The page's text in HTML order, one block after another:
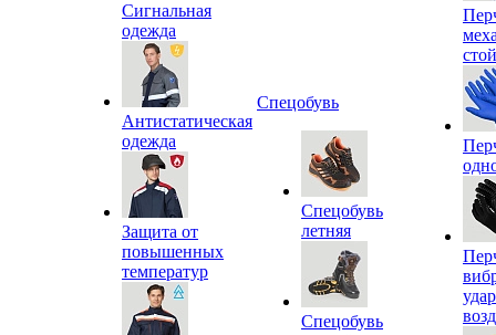
Сигнальная
одежда
Антистатическая
одежда
Защита от
повышенных
температур
Спецобувь
Спецобувь
летняя
Спецобувь